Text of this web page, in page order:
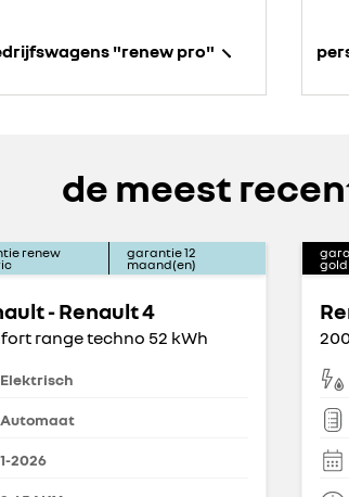
"renew pro"
de meest
renew garantie12
maand(en)
- Renault 4
range techno 52 kWh
Elektrisch
Automaat
1-2026
gold